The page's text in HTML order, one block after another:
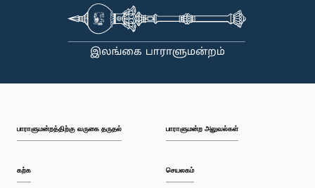
பாராளுமன்றத்திற்கு வருகை தருதல்
கற்க
பாராளுமன்ற அலுவல்கள்
செயலகம்